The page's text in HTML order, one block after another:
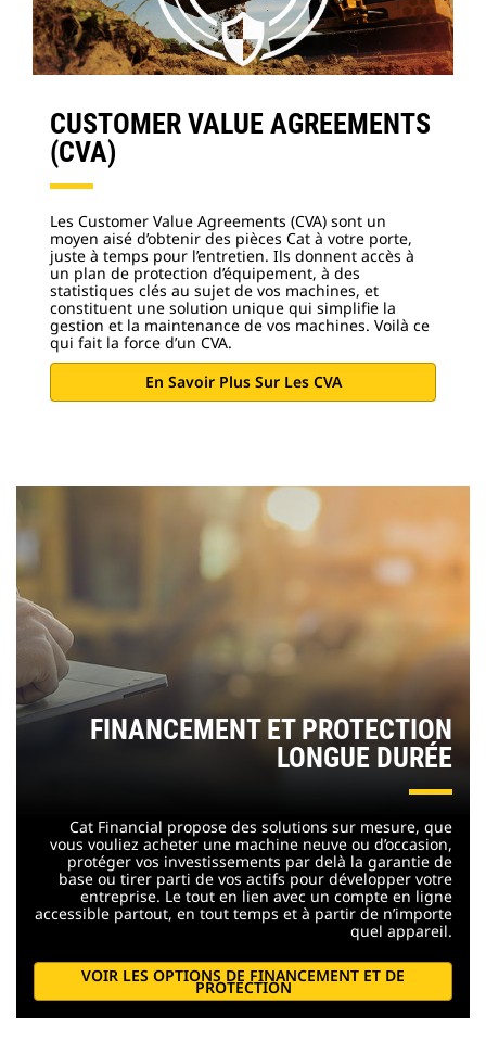
CUSTOMER VALUE AGREEMENTS
(CVA)
Les Customer Value Agreements (CVA) sont un
moyen aisé d’obtenir des pièces Cat à votre porte,
juste à temps pour l’entretien. Ils donnent accès à
un plan de protection d’équipement, à des
statistiques clés au sujet de vos machines, et
constituent une solution unique qui simplifie la
gestion et la maintenance de vos machines. Voilà ce
qui fait la force d’un CVA.
En Savoir Plus Sur Les CVA
FINANCEMENT ET PROTECTION
LONGUE DURÉE
Cat Financial propose des solutions sur mesure, que
vous vouliez acheter une machine neuve ou d’occasion,
protéger vos investissements par delà la garantie de
base ou tirer parti de vos actifs pour développer votre
entreprise. Le tout en lien avec un compte en ligne
accessible partout, en tout temps et à partir de n’importe
quel appareil.
VOIR LES OPTIONS DE FINANCEMENT ET DE
PROTECTION